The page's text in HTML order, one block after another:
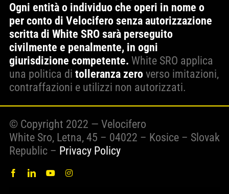
Ogni entità o individuo che operi in nome o
per conto di Velocifero senza autorizzazione
scritta di White SRO sarà perseguito
civilmente e penalmente, in ogni
giurisdizione competente. White SRO applica
una politica di tolleranza zero verso imitazioni,
contraffazioni e utilizzi non autorizzati.
© Copyright 2022 — Velocifero
White Sro, Letna, 45 – 04022 – Kosice – Slovak
Republic – Privacy Policy